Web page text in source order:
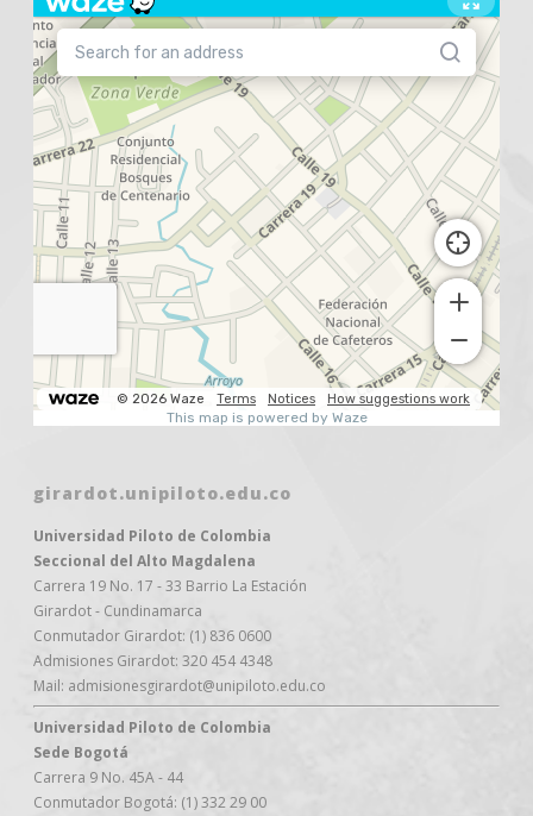
girardot.unipiloto.edu.co
Universidad Piloto de Colombia
Seccional del Alto Magdalena
Carrera 19 No. 17 - 33 Barrio La Estación
Girardot - Cundinamarca
Conmutador Girardot: (1) 836 0600
Admisiones Girardot: 320 454 4348
Mail: admisionesgirardot@unipiloto.edu.co
Universidad Piloto de Colombia
Sede Bogotá
Carrera 9 No. 45A - 44
Conmutador Bogotá: (1) 332 29 00